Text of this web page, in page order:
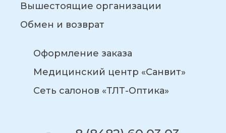
Вышестоящие организации
Обмен и возврат
Оформление заказа
Медицинский центр «Санвит»
Сеть салонов «ТЛТ-Оптика»